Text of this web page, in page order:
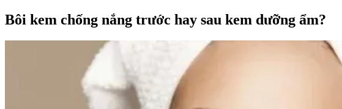
Bôi kem chống nắng trước hay sau kem dưỡng ẩm?